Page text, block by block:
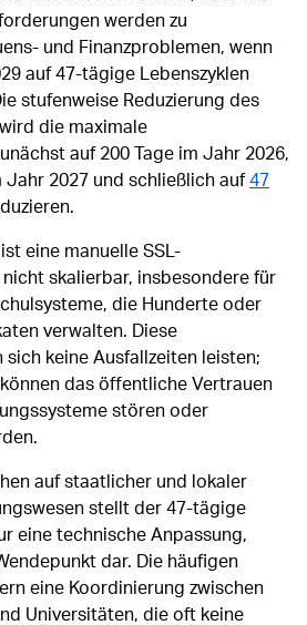
werden zu
und Finanzproblemen, wenn
auf 47-tägige Lebenszyklen
stufenweise Reduzierung des
die maximale
auf 200 Tage im Jahr 2026,
Jahr 2027 und schließlich auf47
eine manuelle SSL-
skalierbar, insbesondere für
die Hunderte oder
verwalten. Diese
sich keine Ausfallzeiten leisten;
das öffentliche Vertrauen
stören oder
auf staatlicher und lokaler
stellt der 47-tägige
eine technische Anpassung,
dar. Die häufigen
eine Koordinierung zwischen
Universitäten, die oft keine